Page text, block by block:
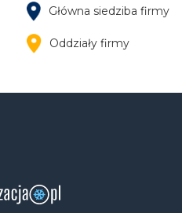
Główna siedziba firmy
Oddziały firmy